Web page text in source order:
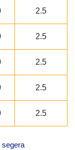
2.5
2.5
2.5
2.5
2.5
segera